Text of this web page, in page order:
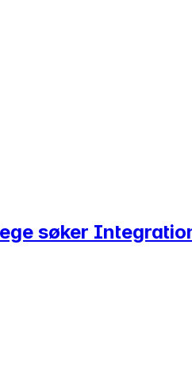
søker